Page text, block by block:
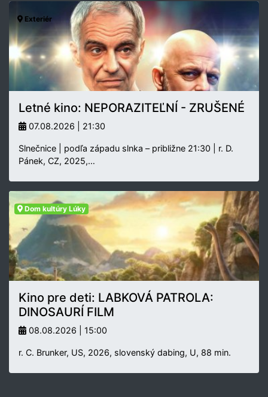
Exteriér
Letné kino: NEPORAZITEĽNÍ - ZRUŠENÉ
07.08.2026 | 21:30
Slnečnice | podľa západu slnka – približne 21:30 | r. D.
Pánek, CZ, 2025,…
Dom kultúry Lúky
Kino pre deti: LABKOVÁ PATROLA:
DINOSAURÍ FILM
08.08.2026 | 15:00
r. C. Brunker, US, 2026, slovenský dabing, U, 88 min.